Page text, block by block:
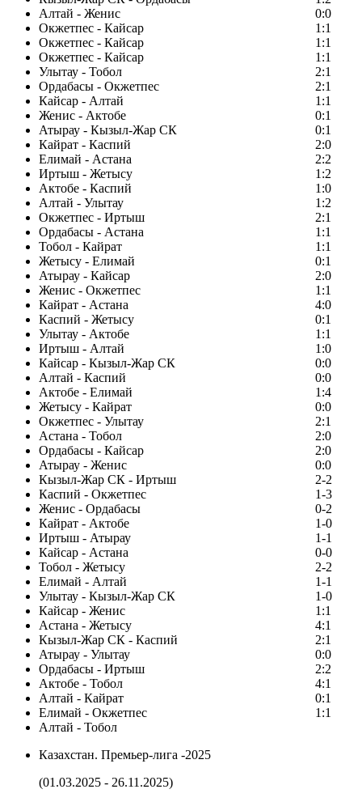
Алтай - Женис
0:0
Окжетпес - Кайсар
1:1
Окжетпес - Кайсар
1:1
Окжетпес - Кайсар
1:1
Улытау - Тобол
2:1
Ордабасы - Окжетпес
2:1
Кайсар - Алтай
1:1
Женис - Актобе
0:1
Атырау - Кызыл-Жар СК
0:1
Кайрат - Каспий
2:0
Елимай - Астана
2:2
Иртыш - Жетысу
1:2
Актобе - Каспий
1:0
Алтай - Улытау
1:2
Окжетпес - Иртыш
2:1
Ордабасы - Астана
1:1
Тобол - Кайрат
1:1
Жетысу - Елимай
0:1
Атырау - Кайсар
2:0
Женис - Окжетпес
1:1
Кайрат - Астана
4:0
Каспий - Жетысу
0:1
Улытау - Актобе
1:1
Иртыш - Алтай
1:0
Кайсар - Кызыл-Жар СК
0:0
Алтай - Каспий
0:0
Актобе - Елимай
1:4
Жетысу - Кайрат
0:0
Окжетпес - Улытау
2:1
Астана - Тобол
2:0
Ордабасы - Кайсар
2:0
Атырау - Женис
0:0
Кызыл-Жар СК - Иртыш
2-2
Каспий - Окжетпес
1-3
Женис - Ордабасы
0-2
Кайрат - Актобе
1-0
Иртыш - Атырау
1-1
Кайсар - Астана
0-0
Тобол - Жетысу
2-2
Елимай - Алтай
1-1
Улытау - Кызыл-Жар СК
1-0
Кайсар - Женис
1:1
Астана - Жетысу
4:1
Кызыл-Жар СК - Каспий
2:1
Атырау - Улытау
0:0
Ордабасы - Иртыш
2:2
Актобе - Тобол
4:1
Алтай - Кайрат
0:1
Елимай - Окжетпес
1:1
Алтай - Тобол
Казахстан. Премьер-лига -2025
(01.03.2025 - 26.11.2025)